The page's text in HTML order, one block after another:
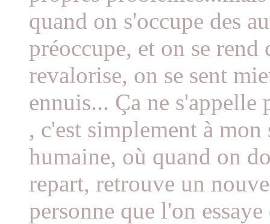
quand on s'occupe des
préoccupe, et on se
revalorise, on se sent
ennuis... Ça ne s'appelle
, c'est simplement à
humaine, où quand on
repart, retrouve un
personne que l'on